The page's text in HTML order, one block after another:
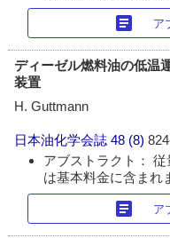
article ア
ディーゼル燃料油の低温
装置
H. Guttmann
日本油化学会誌 48 (8)
アブストラクト：
は基本料金に含まれ
article ア